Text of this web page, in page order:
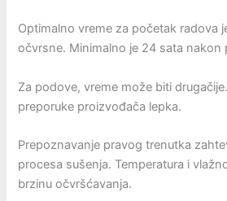
Optimalno vreme za početak radova
očvrsne. Minimalno je 24 sata nakon
Za podove, vreme može biti
preporuke proizvođača lepka.
Prepoznavanje pravog trenutka
procesa sušenja. Temperatura i
brzinu očvršćavanja.